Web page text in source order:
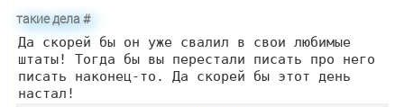
такие дела#
Да скорей бы он уже свалил в свои любимые
штаты! Тогда бы вы перестали писать про него
писать наконец-то. Да скорей бы этот день
настал!